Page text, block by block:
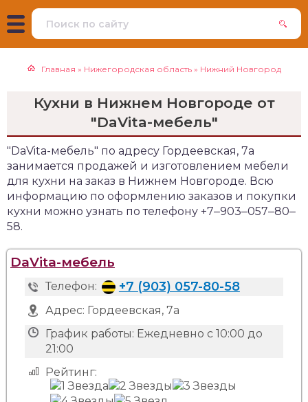
Главная » Нижегородская область » Нижний Новгород
Кухни в Нижнем Новгороде от
"DaVita-мебель"
"DaVita-мебель" по адресу Гордеевская, 7а
занимается продажей и изготовлением мебели
для кухни на заказ в Нижнем Новгороде. Всю
информацию по оформлению заказов и покупки
кухни можно узнать по телефону +7‒903‒057‒80‒
58.
DaVita-мебель
Телефон: +7 (903) 057-80-58
Адрес: Гордеевская, 7а
График работы: Ежедневно с 10:00 до
21:00
Рейтинг: